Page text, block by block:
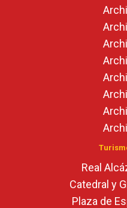
Real
Catedral y
Plaza de